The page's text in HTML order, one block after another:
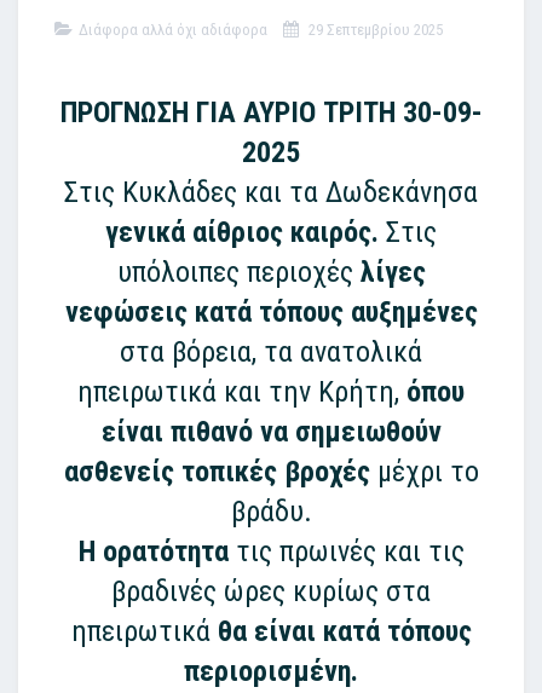
Διάφορα αλλά όχι αδιάφορα 29 Σεπτεμβρίου 2025
ΠΡΟΓΝΩΣΗ ΓΙΑ ΑΥΡΙΟ ΤΡΙΤΗ 30-09-
2025
Στις Κυκλάδες και τα Δωδεκάνησα
γενικά αίθριος καιρός. Στις
υπόλοιπες περιοχές λίγες
νεφώσεις κατά τόπους αυξημένες
στα βόρεια, τα ανατολικά
ηπειρωτικά και την Κρήτη, όπου
είναι πιθανό να σημειωθούν
ασθενείς τοπικές βροχές μέχρι το
βράδυ.
Η ορατότητα τις πρωινές και τις
βραδινές ώρες κυρίως στα
ηπειρωτικά θα είναι κατά τόπους
περιορισμένη.